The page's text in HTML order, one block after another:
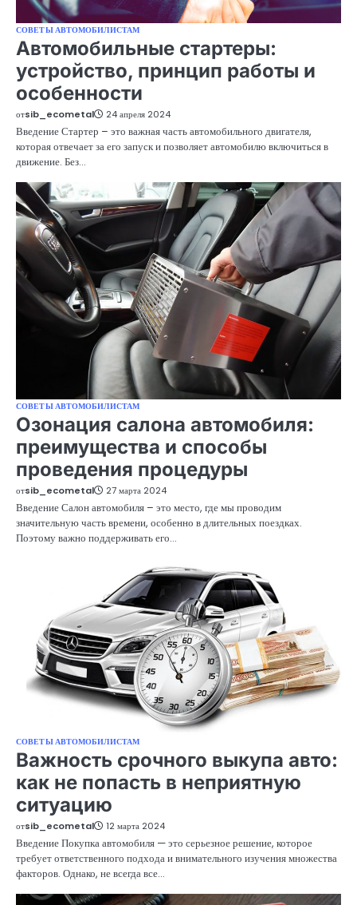
СОВЕТЫ АВТОМОБИЛИСТАМ
Автомобильные стартеры:
устройство, принцип работы и
особенности
отsib_ecometal 24 апреля 2024
Введение Стартер – это важная часть автомобильного двигателя,
которая отвечает за его запуск и позволяет автомобилю включиться в
движение. Без…
СОВЕТЫ АВТОМОБИЛИСТАМ
Озонация салона автомобиля:
преимущества и способы
проведения процедуры
отsib_ecometal 27 марта 2024
Введение Салон автомобиля – это место, где мы проводим
значительную часть времени, особенно в длительных поездках.
Поэтому важно поддерживать его…
СОВЕТЫ АВТОМОБИЛИСТАМ
Важность срочного выкупа авто:
как не попасть в неприятную
ситуацию
отsib_ecometal 12 марта 2024
Введение Покупка автомобиля — это серьезное решение, которое
требует ответственного подхода и внимательного изучения множества
факторов. Однако, не всегда все…